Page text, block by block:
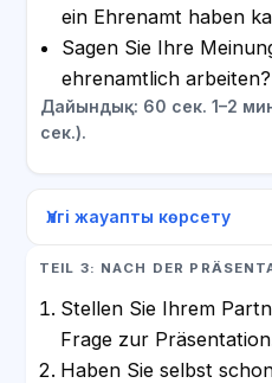
ein Ehrenamt haben
Sagen Sie Ihre
ehrenamtlich arbeiten?
Дайындық: 60 сек. 1–2
сек.).
Үлгі жауапты көрсету
TEIL 3: NACH DER
Stellen Sie Ihrem
Frage zur
Haben Sie selbst